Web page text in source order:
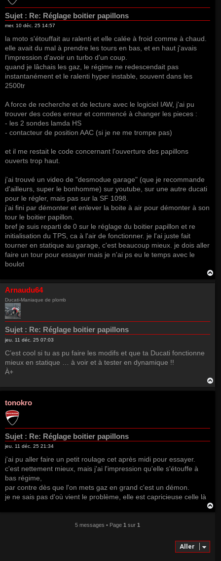
Sujet : Re: Réglage boitier papillons
mer. 10 déc. 25 14:57
la moto s'étouffait au ralenti et elle calée à froid comme à chaud.
elle avait du mal à prendre les tours en bas, et en haut j'avais
l'impression d'avoir un turbo d'un coup.
quand je lâchais les gaz, le régime ne redescendait pas
instantanément et le ralenti hyper instable, souvent dans les
2500tr
A force de recherche et de lecture avec le logiciel IAW, j'ai pu
trouver des codes erreur et commencé à changer les pieces :
- les 2 sondes lamda HS
- contacteur de position AAC (si je ne me trompe pas)
et il me restait le code concernant l'ouverture des papillons
ouverts trop haut.
j'ai trouvé un video de "desmodue garage" (que je recommande
d'ailleurs, super le bonhomme) sur youtube, sur une autre ducati
pour le régler, mais pas sur la SF 1098.
j'ai fini par démonter et enlever la boite à air pour démonter à son
tour le boitier papillon.
bref je suis reparti de 0 sur le réglage du boitier papillon et re
initialisation du TPS, ca à l'air de fonctionner. je l'ai juste fait
tourner en statique au garage, c'est beaucoup mieux. je dois aller
faire un tour pour essayer mais je n'ai ps eu le temps avec le
boulot
Arnaudu64
Ducati-Maniaque de plomb
Sujet : Re: Réglage boitier papillons
jeu. 11 déc. 25 07:03
C’est cool si tu as pu faire les modifs et que ta Ducati fonctionne
mieux en statique … à voir et à tester en dynamique !!
À+
tonokro
Sujet : Re: Réglage boitier papillons
jeu. 11 déc. 25 21:34
j'ai pu aller faire un petit roulage cet après midi pour essayer.
c'est nettement mieux, mais j'ai l'impression qu'elle s'étouffe à
bas régime,
par contre dès que l'on mets gaz en grand c'est un démon.
je ne sais pas d'où vient le problème, elle est capricieuse celle là
5 messages • Page 1sur 1
Aller